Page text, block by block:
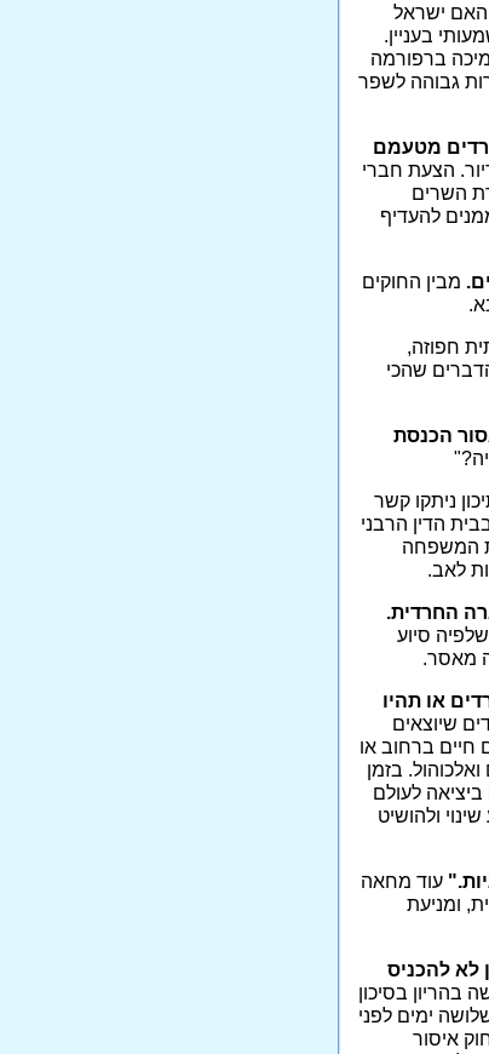
ישראל
בעניין.
ברפורמה
גבוהה לשפר
מטעמם
הצעת חברי
השרים
להעדיף
מבין החוקים
חפוזה,
שהכי
הכנסת
ניתקו קשר
הדין הרבני
המשפחה
לאב.
החרדית.
סיוע
מאסר.
או תהיו
שיוצאים
חיים ברחוב או
בזמן
לעולם
ולהושיט
עוד מחאה
ומניעת
לא להכניס
בהריון בסיכון
ימים לפני
איסור